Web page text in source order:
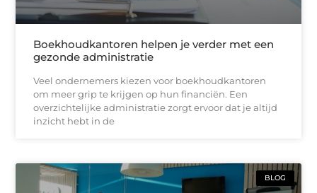
Boekhoudkantoren helpen je verder met een
gezonde administratie
Veel ondernemers kiezen voor boekhoudkantoren
om meer grip te krijgen op hun financiën. Een
overzichtelijke administratie zorgt ervoor dat je altijd
inzicht hebt in de
BLOG